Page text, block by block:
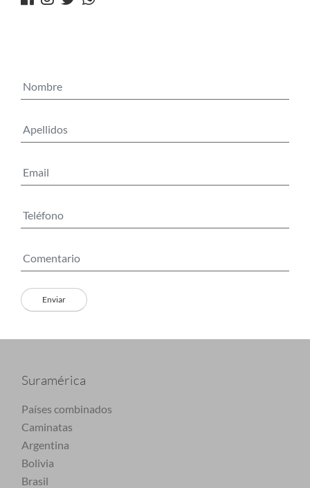
Suramérica
Países combinados
Caminatas
Argentina
Bolivia
Brasil